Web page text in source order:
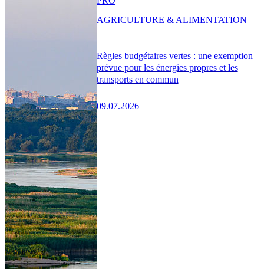
Règles budgétaires vertes : une exemption
prévue pour les énergies propres et les
transports en commun
09.07.2026
AGRICULTURE & ALIMENTATION